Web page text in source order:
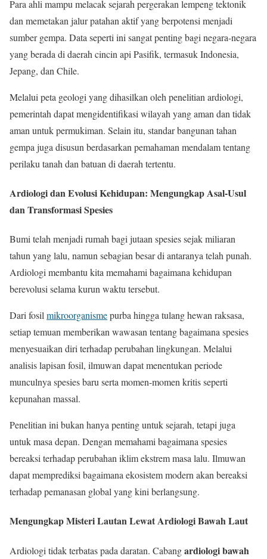
Para ahli mampu melacak sejarah pergerakan lempeng tektonik
dan memetakan jalur patahan aktif yang berpotensi menjadi
sumber gempa. Data seperti ini sangat penting bagi negara-negara
yang berada di daerah cincin api Pasifik, termasuk Indonesia,
Jepang, dan Chile.
Melalui peta geologi yang dihasilkan oleh penelitian ardiologi,
pemerintah dapat mengidentifikasi wilayah yang aman dan tidak
aman untuk permukiman. Selain itu, standar bangunan tahan
gempa juga disusun berdasarkan pemahaman mendalam tentang
perilaku tanah dan batuan di daerah tertentu.
Ardiologi dan Evolusi Kehidupan: Mengungkap Asal-Usul
dan Transformasi Spesies
Bumi telah menjadi rumah bagi jutaan spesies sejak miliaran
tahun yang lalu, namun sebagian besar di antaranya telah punah.
Ardiologi membantu kita memahami bagaimana kehidupan
berevolusi selama kurun waktu tersebut.
Dari fosil mikroorganismepurba hingga tulang hewan raksasa,
setiap temuan memberikan wawasan tentang bagaimana spesies
menyesuaikan diri terhadap perubahan lingkungan. Melalui
analisis lapisan fosil, ilmuwan dapat menentukan periode
munculnya spesies baru serta momen-momen kritis seperti
kepunahan massal.
Penelitian ini bukan hanya penting untuk sejarah, tetapi juga
untuk masa depan. Dengan memahami bagaimana spesies
bereaksi terhadap perubahan iklim ekstrem masa lalu. Ilmuwan
dapat memprediksi bagaimana ekosistem modern akan bereaksi
terhadap pemanasan global yang kini berlangsung.
Mengungkap Misteri Lautan Lewat Ardiologi Bawah Laut
Ardiologi tidak terbatas pada daratan. Cabangardiologi bawah